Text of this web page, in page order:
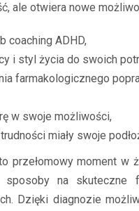
ale otwiera nowe
coaching ADHD,
i styl życia do swoich
farmakologicznego
w swoje możliwości,
miały swoje
przełomowy moment w
na skuteczne
Dzięki diagnozie